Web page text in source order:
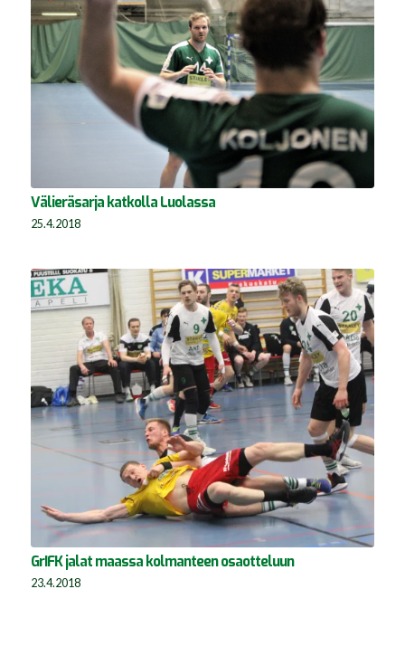
Välieräsarja katkolla Luolassa
25.4.2018
GrIFK jalat maassa kolmanteen osaotteluun
23.4.2018